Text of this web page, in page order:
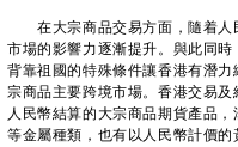
在大宗商品交易方面，隨着人
市場的影響力逐漸提升。與此同
背靠祖國的特殊條件讓香港有潛
宗商品主要跨境市場。香港交易
人民幣結算的大宗商品期貨產品
等金屬種類，也有以人民幣計價